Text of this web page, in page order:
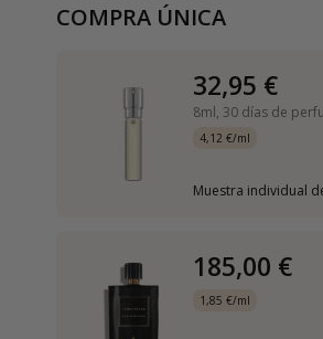
COMPRA ÚNICA
32,95 €
8ml, 30 días de
4,12 €/ml
Muestra individual
185,00 €
1,85 €/ml